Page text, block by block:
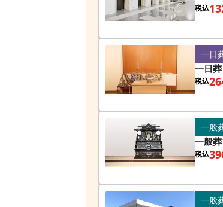
税込
一日
一日
税込
一般
一般
税込
一般